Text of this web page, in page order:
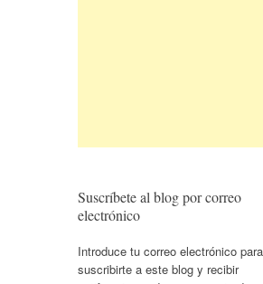
Suscríbete al blog por correo
electrónico
Introduce tu correo electrónico para
suscribirte a este blog y recibir